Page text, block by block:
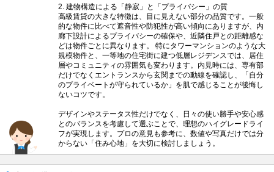
2. 建物構造による「静寂」と「プライバシー」の質
高級賃貸の大きな特徴は、目に見えない部分の品質です。一般
的な物件に比べて遮音性や防犯性が高い傾向にありますが、内
廊下設計によるプライバシーの確保や、近隣住戸との距離感な
どは物件ごとに異なります。 特にタワーマンションのような大
規模物件と、一等地の住宅街に建つ低層レジデンスでは、居住
層やコミュニティの雰囲気も変わります。内見時には、専有部
だけでなくエントランスから玄関までの動線を確認し、「自分
のプライベートが守られているか」を肌で感じることが後悔し
ないコツです。
デザインやステータス性だけでなく、日々の使い勝手や安心感
とのバランスを考慮して選ぶことで、理想のハイグレードライ
フが実現します。プロの意見も参考に、数値や写真だけでは分
からない「住み心地」を大切に検討しましょう。